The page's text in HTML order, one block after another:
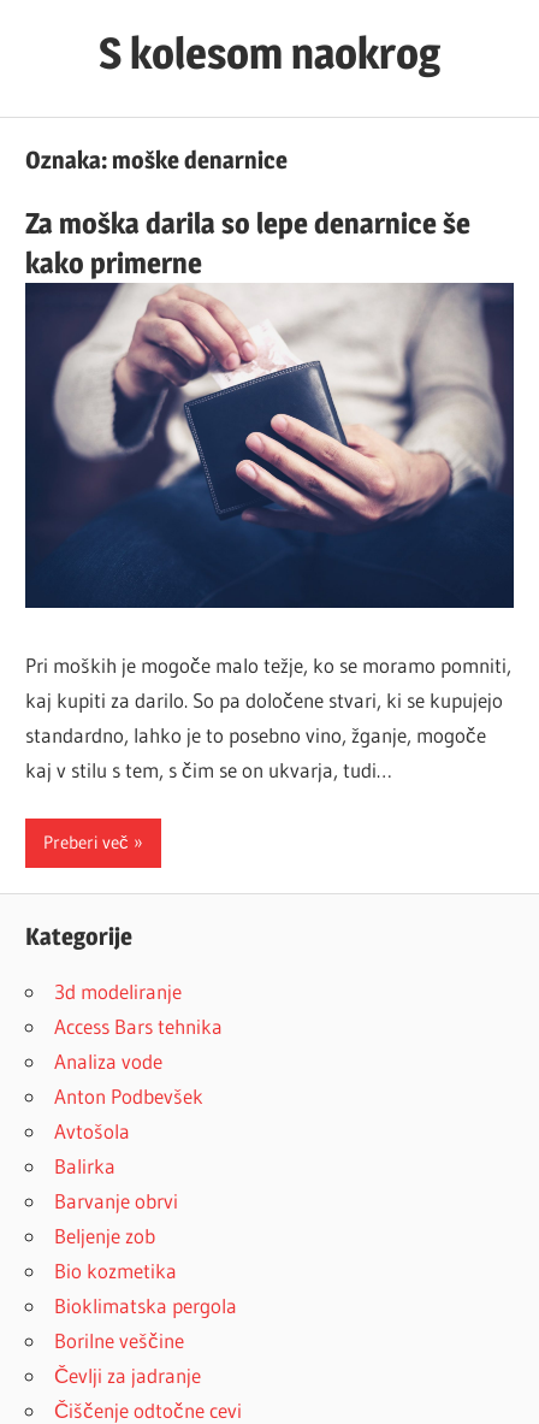
S kolesom naokrog
Oznaka:moške denarnice
Za moška darila so lepe denarnice še
kako primerne
Pri moških je mogoče malo težje, ko se moramo pomniti,
kaj kupiti za darilo. So pa določene stvari, ki se kupujejo
standardno, lahko je to posebno vino, žganje, mogoče
kaj v stilu s tem, s čim se on ukvarja, tudi…
Preberi več
Kategorije
3d modeliranje
Access Bars tehnika
Analiza vode
Anton Podbevšek
Avtošola
Balirka
Barvanje obrvi
Beljenje zob
Bio kozmetika
Bioklimatska pergola
Borilne veščine
Čevlji za jadranje
Čiščenje odtočne cevi